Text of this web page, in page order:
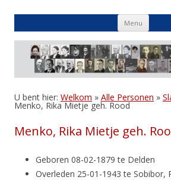
Menu Skip
U bent hier: Welkom » Alle Personen »
Menko, Rika Mietje geh. Rood
Menko, Rika Mietje geh.
Geboren 08-02-1879 te Delden
Overleden 25-01-1943 te Sobibor,